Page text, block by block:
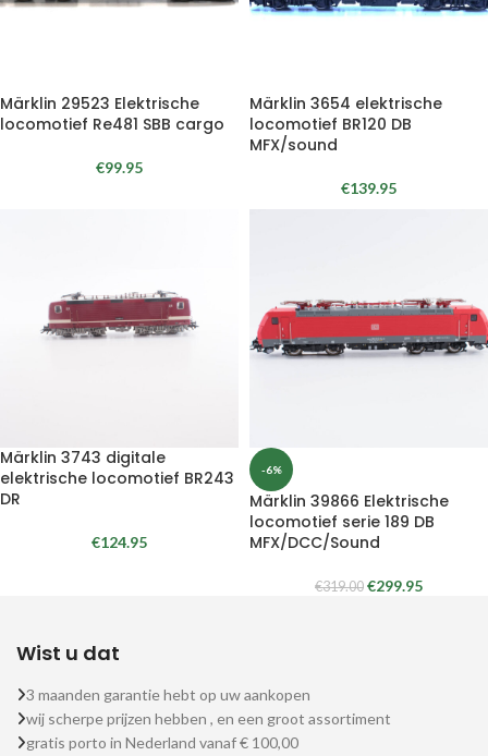
Märklin 29523 Elektrische
locomotief Re481 SBB cargo
€99.95
Märklin 3654 elektrische
locomotief BR120 DB
MFX/sound
€139.95
Märklin 3743 digitale
elektrische locomotief BR243
DR
€124.95
-6%
Märklin 39866 Elektrische
locomotief serie 189 DB
MFX/DCC/Sound
€319.00 €299.95
Wist u dat
3 maanden garantie hebt op uw aankopen
wij scherpe prijzen hebben , en een groot assortiment
gratis porto in Nederland vanaf € 100,00